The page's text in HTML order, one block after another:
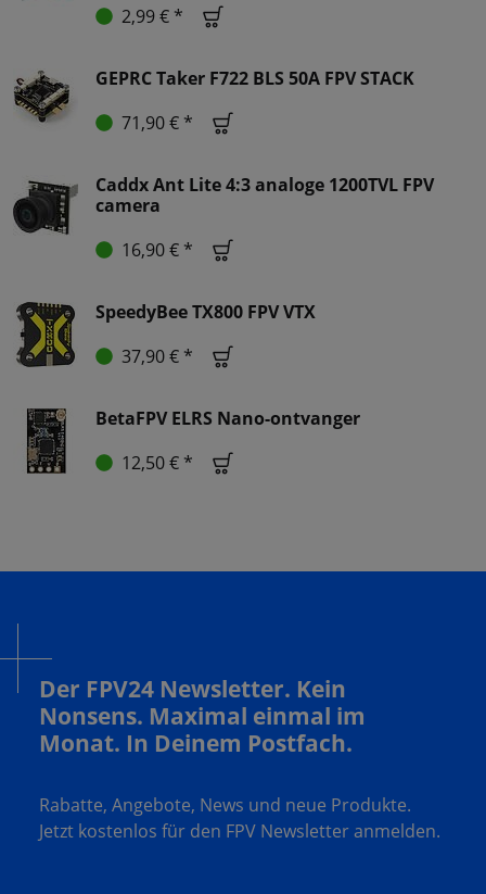
2,99 € *
GEPRC Taker F722 BLS 50A FPV STACK
71,90 € *
Caddx Ant Lite 4:3 analoge 1200TVL FPV
camera
16,90 € *
SpeedyBee TX800 FPV VTX
37,90 € *
BetaFPV ELRS Nano-ontvanger
12,50 € *
Der FPV24 Newsletter. Kein
Nonsens. Maximal einmal im
Monat. In Deinem Postfach.
Rabatte, Angebote, News und neue Produkte.
Jetzt kostenlos für den FPV Newsletter anmelden.